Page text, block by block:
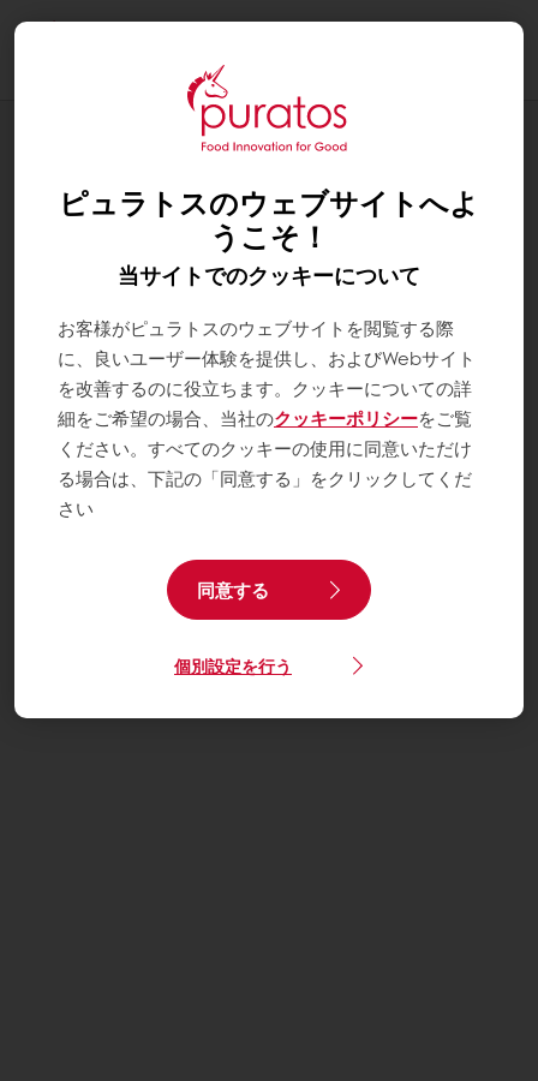
レシピラインナップ
ピュラトスのウェブサイトへよ
うこそ！
当サイトでのクッキーについて
お客様がピュラトスのウェブサイトを閲覧する際
に、良いユーザー体験を提供し、およびWebサイト
を改善するのに役立ちます。クッキーについての詳
細をご希望の場合、当社のクッキーポリシーをご覧
ください。すべてのクッキーの使用に同意いただけ
る場合は、下記の「同意する」をクリックしてくだ
さい
同意する
個別設定を行う